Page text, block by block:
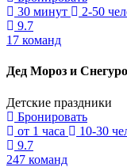
30 минут
2-50
9.7
17 команд
Дед Мороз и
Детские праздники
Бронировать
от 1 часа
10-30
9.7
247 команд